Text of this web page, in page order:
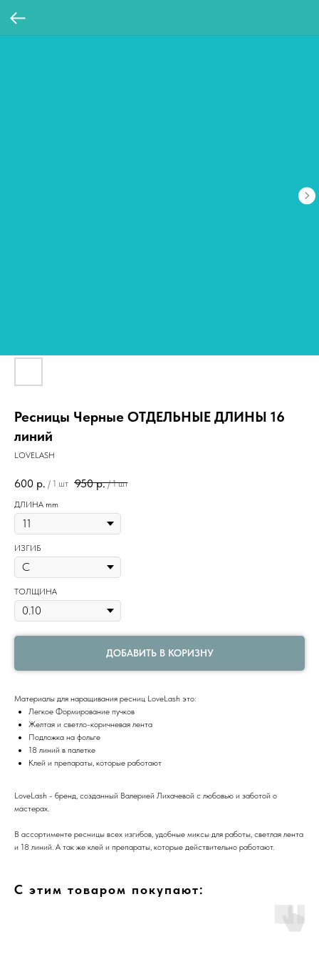
Ресницы Черные ОТДЕЛЬНЫЕ ДЛИНЫ 16
линий
LOVELASH
600 р. / 1 шт 950 р. / 1 шт
ДЛИНА mm
ИЗГИБ
ТОЛЩИНА
ДОБАВИТЬ В КОРИЗНУ
Материалы для наращивания ресниц LoveLash это:
Легкое Формирование пучков
Желтая и светло-коричневая лента
Подложка на фольге
18 линий в палетке
Клей и препараты, которые работают
LoveLash - бренд, созданный Валерией Лихачевой с любовью и заботой о
мастерах.
В ассортименте ресницы всех изгибов, удобные миксы для работы, светлая лента
и 18 линий. А так же клей и препараты, которые действительно работают.
С этим товаром покупают: